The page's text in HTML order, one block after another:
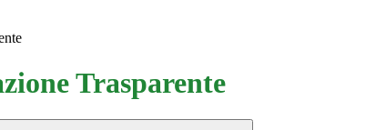
Trasparente